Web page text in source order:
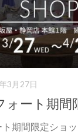
3月27日
ォート期間
期間限定ショ